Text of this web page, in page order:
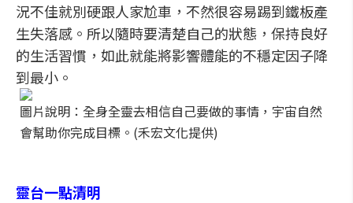
況不佳就別硬跟人家尬車，不然很容易踢到鐵板產
生失落感。所以隨時要清楚自己的狀態，保持良好
的生活習慣，如此就能將影響體能的不穩定因子降
到最小。
圖片說明：全身全靈去相信自己要做的事情，宇宙自然
會幫助你完成目標。(禾宏文化提供)
靈台一點清明